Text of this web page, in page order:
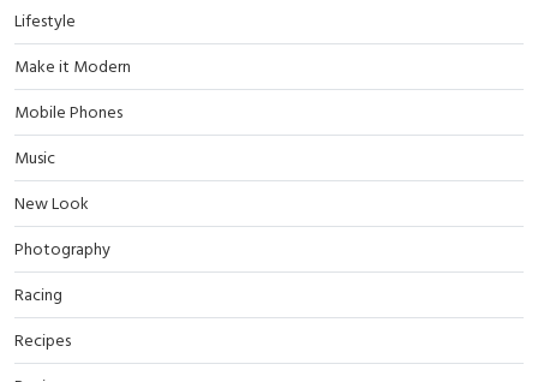
Lifestyle
Make it Modern
Mobile Phones
Music
New Look
Photography
Racing
Recipes